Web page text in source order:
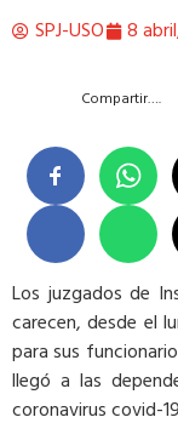
SPJ-USO 8
Compartir….
Los juzgados de
carecen, desde el
para sus
llegó a las
coronavirus covid-